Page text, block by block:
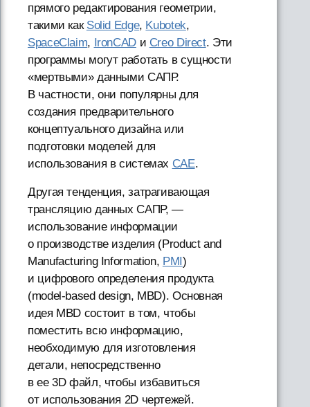
прямого редактирования геометрии,
такими как Solid Edge, Kubotek,
SpaceClaim, IronCADи Creo Direct. Эти
программы могут работать в сущности
«мертвыми» данными САПР.
В частности, они популярны для
создания предварительного
концептуального дизайна или
подготовки моделей для
использования в системах CAE.
Другая тенденция, затрагивающая
трансляцию данных САПР, —
использование информации
о производстве изделия (Product and
Manufacturing Information, PMI)
и цифрового определения продукта
(model-based design, MBD). Основная
идея MBD состоит в том, чтобы
поместить всю информацию,
необходимую для изготовления
детали, непосредственно
в ее 3D файл, чтобы избавиться
от использования 2D чертежей.